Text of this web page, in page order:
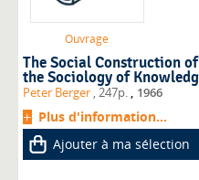
Ouvrage
The Social Construction
the Sociology of
Peter Berger , 247p. , 1966
Plus d'information...
Ajouter à ma sélection